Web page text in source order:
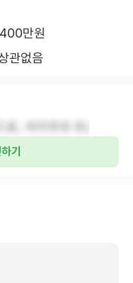
만원
관없음
기